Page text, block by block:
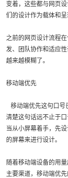
变着，这些都与网页
们的设计作为载体和呈
之前的网页设计流程
发、团队协作和适应
越来越模糊了。
移动端优先
移动端优先这句口号
清楚这句话远不止于
当从小屏幕着手，先
的屏幕来进行设计。
随着移动端设备的用
主要渠道，移动端优